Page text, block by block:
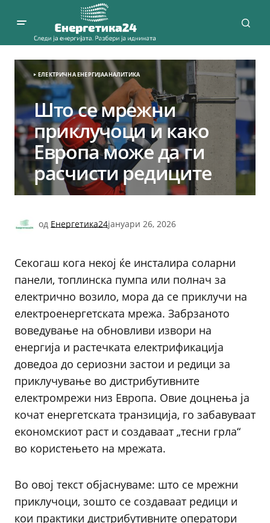
ЕЛЕКТРИЧНА ЕНЕРГИЈААНАЛИТИКА
Што се мрежни
приклучоци и како
Европа може да ги
расчисти редиците
од Енергетика24јануари 26, 2026
Секогаш кога некој ќе инсталира соларни
панели, топлинска пумпа или полнач за
електрично возило, мора да се приклучи на
електроенергетската мрежа. Забрзаното
воведување на обновливи извори на
енергија и растечката електрификација
доведоа до сериозни застои и редици за
приклучување во дистрибутивните
електромрежи низ Европа. Овие доцнења ја
кочат енергетската транзиција, го забавуваат
економскиот раст и создаваат „тесни грла“
во користењето на мрежата.
Во овој текст објаснуваме: што се мрежни
приклучоци, зошто се создаваат редици и
кои практики дистрибутивните оператори